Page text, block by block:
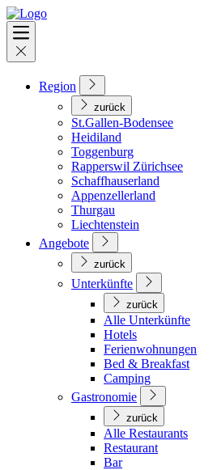
Region
zurück
St.Gallen-Bodensee
Heidiland
Toggenburg
Rapperswil Zürichsee
Schaffhauserland
Appenzellerland
Thurgau
Liechtenstein
Angebote
zurück
Unterkünfte
zurück
Alle Unterkünfte
Hotels
Ferienwohnungen
Bed & Breakfast
Camping
Gastronomie
zurück
Alle Restaurants
Restaurant
Bar